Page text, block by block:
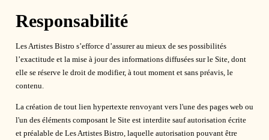
Responsabilité
Les Artistes Bistro s’efforce d’assurer au mieux de ses possibilités
l’exactitude et la mise à jour des informations diffusées sur le Site, dont
elle se réserve le droit de modifier, à tout moment et sans préavis, le
contenu.
La création de tout lien hypertexte renvoyant vers l'une des pages web ou
l'un des éléments composant le Site est interdite sauf autorisation écrite
et préalable de Les Artistes Bistro, laquelle autorisation pouvant être